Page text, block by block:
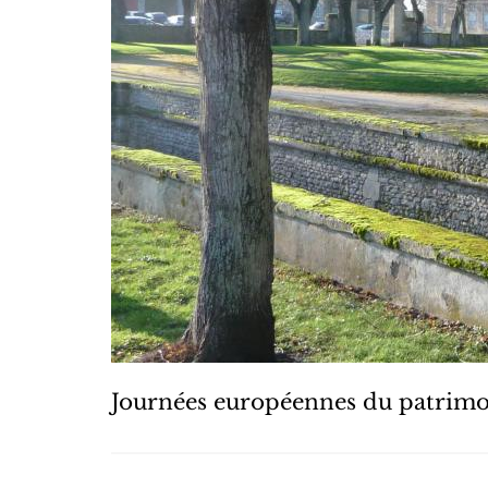
Journées européennes du